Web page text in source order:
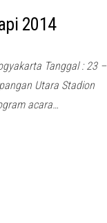
2014
Tanggal : 23 –
Utara Stadion
acara…